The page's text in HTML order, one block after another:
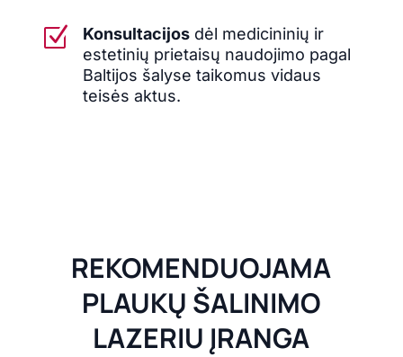
Z Konsultacijosdėl medicininių ir
estetinių prietaisų naudojimo pagal
Baltijos šalyse taikomus vidaus
teisės aktus.
REKOMENDUOJAMA
PLAUKŲ ŠALINIMO
LAZERIU ĮRANGA